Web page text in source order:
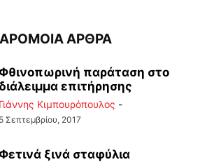
ΑΡΘΡΑ
Φθινοπωρινή παράταση στο
διάλειμμα επιτήρησης
Γιάννης Κιμπουρόπουλος -
5 Σεπτεμβρίου, 2017
Φετινά ξινά σταφύλια